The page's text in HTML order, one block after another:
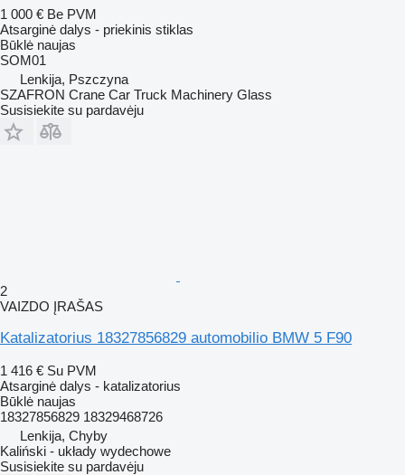
1 000 € Be PVM
Atsarginė dalys - priekinis stiklas
Būklė naujas
SOM01
Lenkija, Pszczyna
SZAFRON Crane Car Truck Machinery Glass
Susisiekite su pardavėju
2
VAIZDO ĮRAŠAS
Katalizatorius 18327856829 automobilio BMW 5 F90
1 416 € Su PVM
Atsarginė dalys - katalizatorius
Būklė naujas
18327856829 18329468726
Lenkija, Chyby
Kaliński - układy wydechowe
Susisiekite su pardavėju